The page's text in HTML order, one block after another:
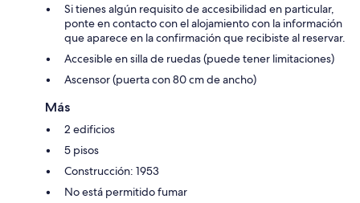
Si tienes algún requisito de accesibilidad en particular,
ponte en contacto con el alojamiento con la información
que aparece en la confirmación que recibiste al reservar.
Accesible en silla de ruedas (puede tener limitaciones)
Ascensor (puerta con 80 cm de ancho)
Más
2 edificios
5 pisos
Construcción: 1953
No está permitido fumar